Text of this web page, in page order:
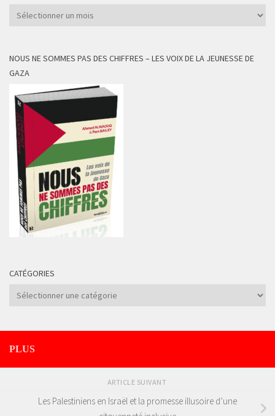
Archives
NOUS NE SOMMES PAS DES CHIFFRES – LES VOIX DE LA JEUNESSE DE
GAZA
CATÉGORIES
Catégories
PLUS
ARTICLE SUIVANT
Les Palestiniens en Israël et la promesse illusoire d’une